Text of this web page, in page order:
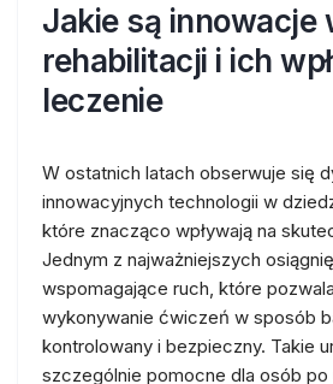
Jakie są innowacje
rehabilitacji i ich
leczenie
W ostatnich latach obserwuje się
innowacyjnych technologii w
które znacząco wpływają na
Jednym z najważniejszych
wspomagające ruch, które
wykonywanie ćwiczeń w sposób
kontrolowany i bezpieczny. Takie
szczególnie pomocne dla osób po